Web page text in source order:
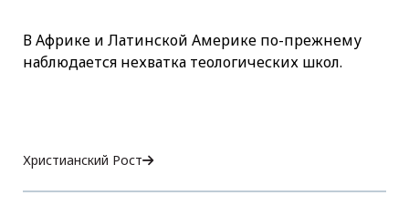
В Африке и Латинской Америке по-прежнему
наблюдается нехватка теологических школ.
Христианский Рост